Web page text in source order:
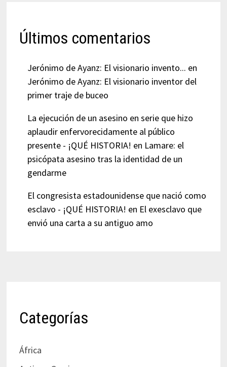
Últimos comentarios
Jerónimo de Ayanz: El visionario invento... en
Jerónimo de Ayanz: El visionario inventor del
primer traje de buceo
La ejecución de un asesino en serie que hizo
aplaudir enfervorecidamente al público
presente - ¡QUÉ HISTORIA! en Lamare: el
psicópata asesino tras la identidad de un
gendarme
El congresista estadounidense que nació como
esclavo - ¡QUÉ HISTORIA! en El exesclavo que
envió una carta a su antiguo amo
Categorías
África